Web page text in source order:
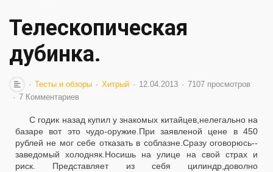
Телескопическая
дубинка.
Тесты и обзоры Хитрый 12.04.2013
7107 просмотров
7 Комментариев
С годик назад купил у знакомых китайцев,нелегально на
базаре вот это чудо-оружие.При заявленой цене в 450
рублей не мог себе отказать в соблазне.Сразу оговорюсь--
заведомый холодняк.Носишь на улице на свой страх и
риск. Представляет из себя цилиндр,доволно